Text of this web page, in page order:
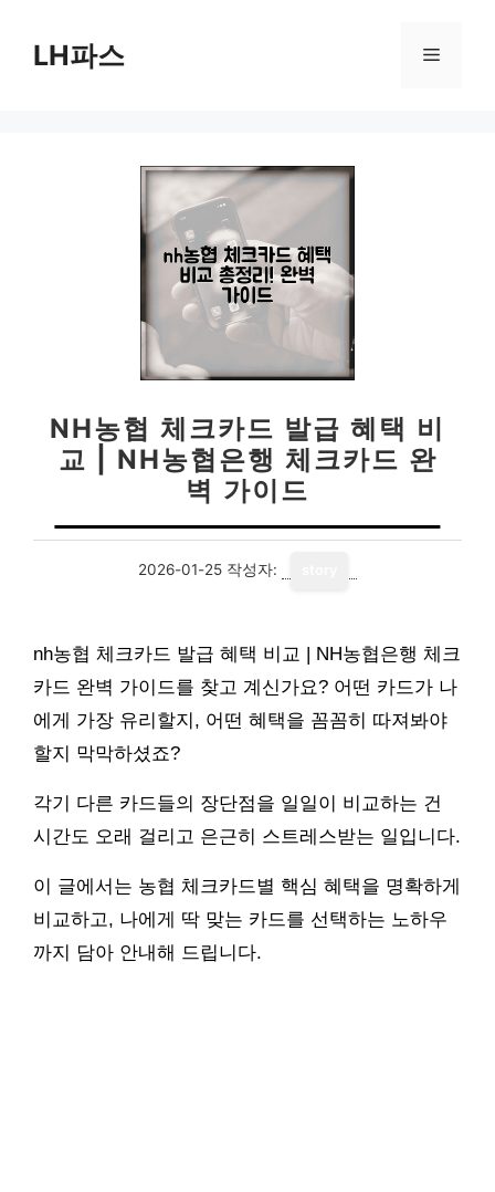
LH파스 메
NH농협 체크카드 발급 혜택 비
교 | NH농협은행 체크카드 완
벽 가이드
2026-01-25 작성자:
nh농협 체크카드 발급 혜택 비교 | NH농협은행 체크
카드 완벽 가이드를 찾고 계신가요? 어떤 카드가 나
에게 가장 유리할지, 어떤 혜택을 꼼꼼히 따져봐야
할지 막막하셨죠?
각기 다른 카드들의 장단점을 일일이 비교하는 건
시간도 오래 걸리고 은근히 스트레스받는 일입니다.
이 글에서는 농협 체크카드별 핵심 혜택을 명확하게
비교하고, 나에게 딱 맞는 카드를 선택하는 노하우
까지 담아 안내해 드립니다.